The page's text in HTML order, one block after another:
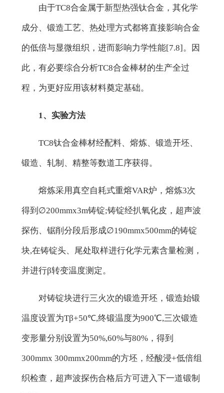
由于TC8合金属于新型热强钛合金，其化学
成分、锻造工艺、热处理方式都将直接影响合金
的低倍与显微组织，进而影响力学性能[7.8]。因
此，有必要综合分析TC8合金棒材的生产全过
程，为更好应用该材料奠定基础。
1、实验方法
TC8钛合金棒材经配料、熔炼、锻造开坯、
锻造、轧制、精整等数道工序获得。
熔炼采用真空自耗式重熔VAR炉，熔炼3次
得到∅200mmx3m铸锭;铸锭经扒氧化皮，超声波
探伤、锯削分段后形成∅190mmx500mm的铸锭
块,在铸锭头、尾处取样进行化学元素含量检测，
并进行β转变温度测定。
对铸锭块进行三火次的锻造开坯，锻造始锻
温度设置为Tβ+50℃,终锻温度为900℃,三次锻造
变形量分别设置为50%,60%与80%，得到
300mmx 300mmx200mm的方坯，经酸浸+低倍组
织检查，超声波探伤合格后方可进入下一道锻制